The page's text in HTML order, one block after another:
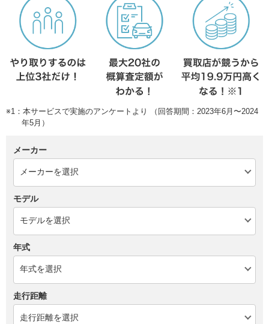
※1：本サービスで実施のアンケートより （回答期間：2023年6月〜2024
年5月）
メーカー
モデル
年式
走行距離